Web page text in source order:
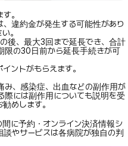
。
違約金が発生する可能性があり
。
後、最大3回まで延長でき、合計
限の30日前から延長手続きが可
ントがもらえます。
み、感染症、出血などの副作用が
際には副作用についても説明を受
めします。
に予約・オンライン決済情報シ
やサービスは各病院が独自の判